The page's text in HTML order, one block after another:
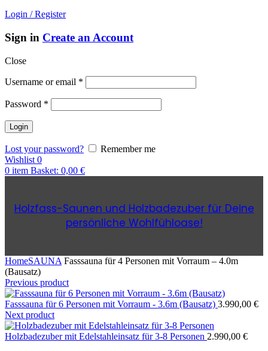
Login / Register
Sign in Create an Account
Close
Username or email *
Password *
Lost your password?
Remember me
Wishlist 0
0 item Basket: 0,00 €
Holzfass-Saunen und Holzbadezuber für Deine
persönliche Wohlfühloase!
HomeSAUNA Fasssauna für 4 Personen mit Vorraum – 4.0m
(Bausatz)
Previous product
Fasssauna für 6 Personen mit Vorraum - 3.6m (Bausatz) 3.990,00 €
Next product
Holzbadezuber mit Edelstahleinsatz für 3-8 Personen 2.990,00 €